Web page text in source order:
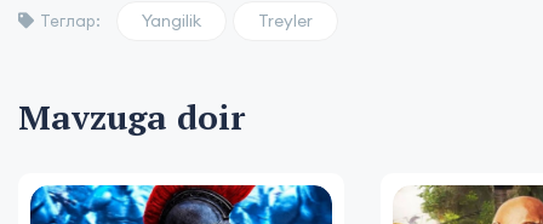
Теглар: Yangilik Treyler
Mavzuga doir